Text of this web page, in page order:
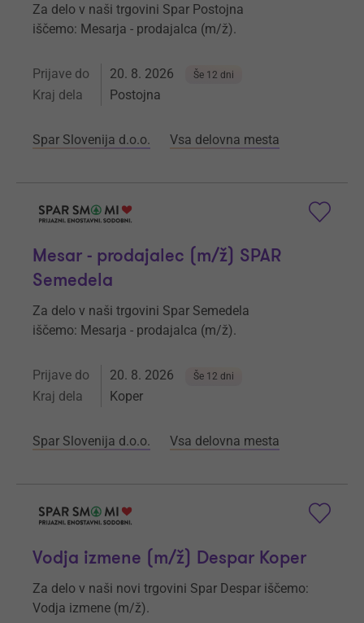
Za delo v naši trgovini Spar Postojna
iščemo: Mesarja - prodajalca (m/ž).
Prijave do 20. 8. 2026 Še 12 dni
Kraj dela Postojna
Spar Slovenija d.o.o. Vsa delovna mesta
Mesar - prodajalec (m/ž) SPAR
Semedela
Za delo v naši trgovini Spar Semedela
iščemo: Mesarja - prodajalca (m/ž).
Prijave do 20. 8. 2026 Še 12 dni
Kraj dela Koper
Spar Slovenija d.o.o. Vsa delovna mesta
Vodja izmene (m/ž) Despar Koper
Za delo v naši novi trgovini Spar Despar iščemo:
Vodja izmene (m/ž).